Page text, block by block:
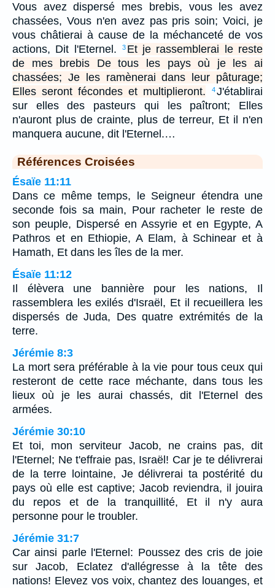
Vous avez dispersé mes brebis, vous les avez
chassées, Vous n'en avez pas pris soin; Voici, je
vous châtierai à cause de la méchanceté de vos
actions, Dit l'Eternel.
3 Et je rassemblerai le reste
de mes brebis De tous les pays où je les ai
chassées; Je les ramènerai dans leur pâturage;
Elles seront fécondes et multiplieront.
4J'établirai
sur elles des pasteurs qui les paîtront; Elles
n'auront plus de crainte, plus de terreur, Et il n'en
manquera aucune, dit l'Eternel.…
Références Croisées
Ésaïe 11:11
Dans ce même temps, le Seigneur étendra une
seconde fois sa main, Pour racheter le reste de
son peuple, Dispersé en Assyrie et en Egypte, A
Pathros et en Ethiopie, A Elam, à Schinear et à
Hamath, Et dans les îles de la mer.
Ésaïe 11:12
Il élèvera une bannière pour les nations, Il
rassemblera les exilés d'Israël, Et il recueillera les
dispersés de Juda, Des quatre extrémités de la
terre.
Jérémie 8:3
La mort sera préférable à la vie pour tous ceux qui
resteront de cette race méchante, dans tous les
lieux où je les aurai chassés, dit l'Eternel des
armées.
Jérémie 30:10
Et toi, mon serviteur Jacob, ne crains pas, dit
l'Eternel; Ne t'effraie pas, Israël! Car je te délivrerai
de la terre lointaine, Je délivrerai ta postérité du
pays où elle est captive; Jacob reviendra, il jouira
du repos et de la tranquillité, Et il n'y aura
personne pour le troubler.
Jérémie 31:7
Car ainsi parle l'Eternel: Poussez des cris de joie
sur Jacob, Eclatez d'allégresse à la tête des
nations! Elevez vos voix, chantez des louanges, et